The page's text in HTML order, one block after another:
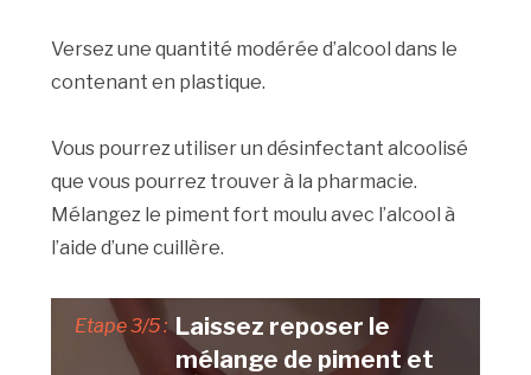
Versez une quantité modérée d’alcool dans le
contenant en plastique.
Vous pourrez utiliser un désinfectant alcoolisé
que vous pourrez trouver à la pharmacie.
Mélangez le piment fort moulu avec l’alcool à
l’aide d’une cuillère.
Etape 3/5 : Laissez reposer le
mélange de piment et